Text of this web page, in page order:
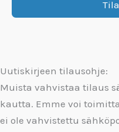
Uutiskirjeen tilausohje:
Muista vahvistaa tilaus
kautta. Emme voi
ei ole vahvistettu